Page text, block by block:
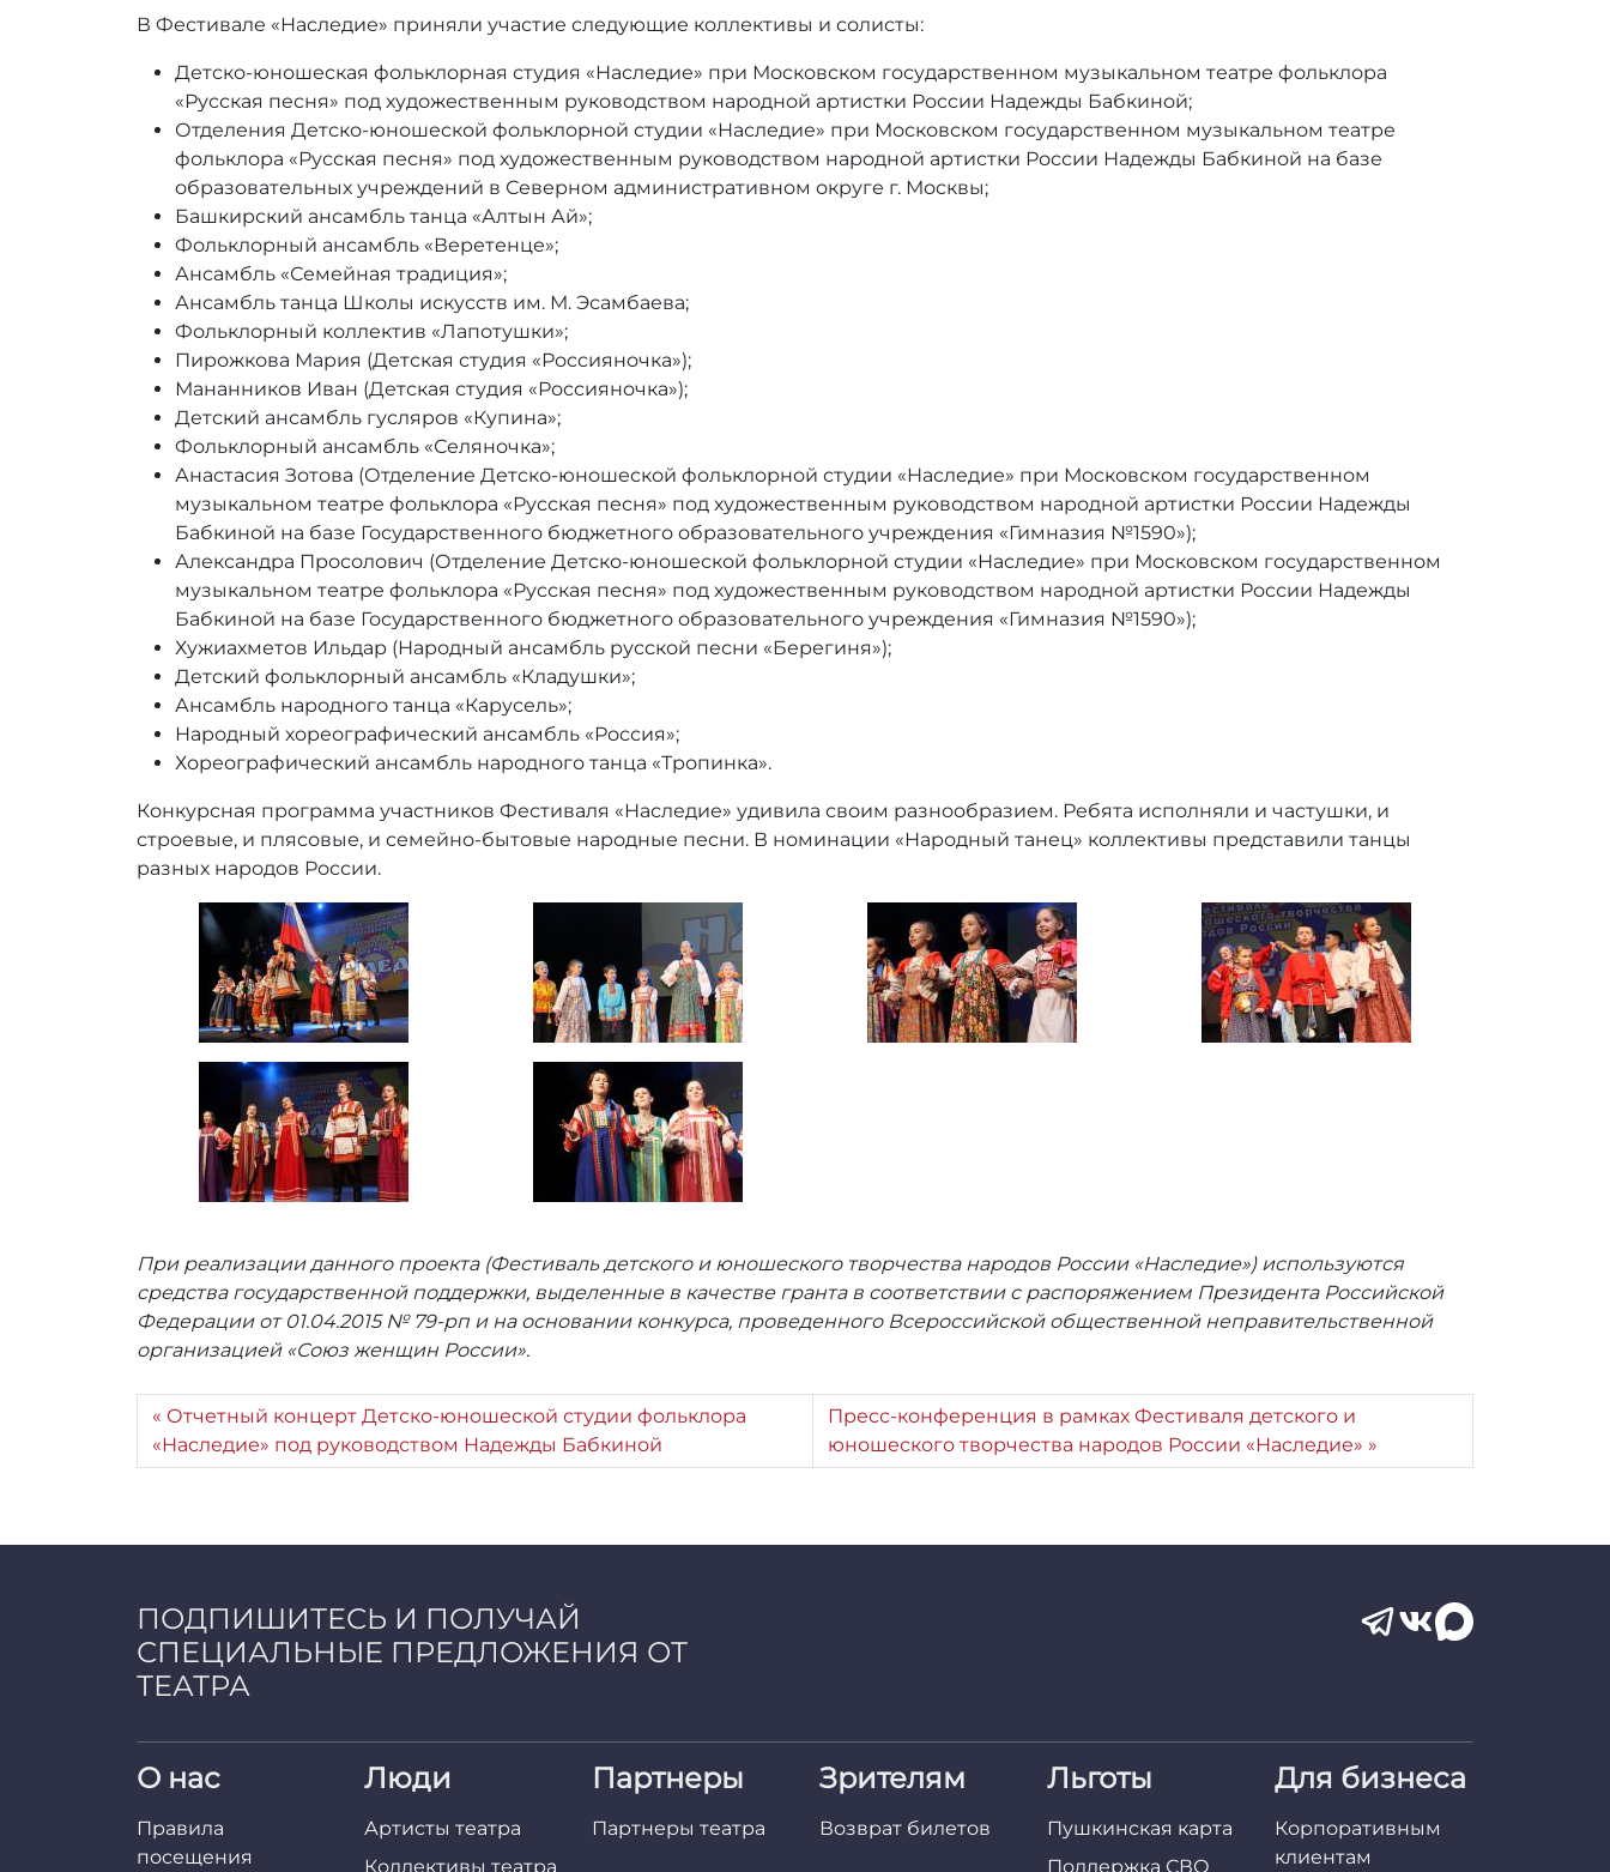
В Фестивале «Наследие» приняли участие следующие коллективы и солисты:
Детско-юношеская фольклорная студия «Наследие» при Московском государственном музыкальном театре фольклора
«Русская песня» под художественным руководством народной артистки России Надежды Бабкиной;
Отделения Детско-юношеской фольклорной студии «Наследие» при Московском государственном музыкальном театре
фольклора «Русская песня» под художественным руководством народной артистки России Надежды Бабкиной на базе
образовательных учреждений в Северном административном округе г. Москвы;
Башкирский ансамбль танца «Алтын Ай»;
Фольклорный ансамбль «Веретенце»;
Ансамбль «Семейная традиция»;
Ансамбль танца Школы искусств им. М. Эсамбаева;
Фольклорный коллектив «Лапотушки»;
Пирожкова Мария (Детская студия «Россияночка»);
Мананников Иван (Детская студия «Россияночка»);
Детский ансамбль гусляров «Купина»;
Фольклорный ансамбль «Селяночка»;
Анастасия Зотова (Отделение Детско-юношеской фольклорной студии «Наследие» при Московском государственном
музыкальном театре фольклора «Русская песня» под художественным руководством народной артистки России Надежды
Бабкиной на базе Государственного бюджетного образовательного учреждения «Гимназия №1590»);
Александра Просолович (Отделение Детско-юношеской фольклорной студии «Наследие» при Московском государственном
музыкальном театре фольклора «Русская песня» под художественным руководством народной артистки России Надежды
Бабкиной на базе Государственного бюджетного образовательного учреждения «Гимназия №1590»);
Хужиахметов Ильдар (Народный ансамбль русской песни «Берегиня»);
Детский фольклорный ансамбль «Кладушки»;
Ансамбль народного танца «Карусель»;
Народный хореографический ансамбль «Россия»;
Хореографический ансамбль народного танца «Тропинка».
Конкурсная программа участников Фестиваля «Наследие» удивила своим разнообразием. Ребята исполняли и частушки, и
строевые, и плясовые, и семейно-бытовые народные песни. В номинации «Народный танец» коллективы представили танцы
разных народов России.
При реализации данного проекта (Фестиваль детского и юношеского творчества народов России «Наследие») используются
средства государственной поддержки, выделенные в качестве гранта в соответствии с распоряжением Президента Российской
Федерации от 01.04.2015 № 79-рп и на основании конкурса, проведенного Всероссийской общественной неправительственной
организацией «Союз женщин России».
Отчетный концерт Детско-юношеской студии фольклора
«Наследие» под руководством Надежды Бабкиной
Пресс-конференция в рамках Фестиваля детского и
юношеского творчества народов России «Наследие»
ПОДПИШИТЕСЬ И ПОЛУЧАЙ
СПЕЦИАЛЬНЫЕ ПРЕДЛОЖЕНИЯ ОТ
ТЕАТРА
О нас
Правила
посещения
Люди
Артисты театра
Коллективы театра
Партнеры
Партнеры театра
Зрителям
Возврат билетов
Льготы
Пушкинская карта
Поддержка СВО
Для бизнеса
Корпоративным
клиентам